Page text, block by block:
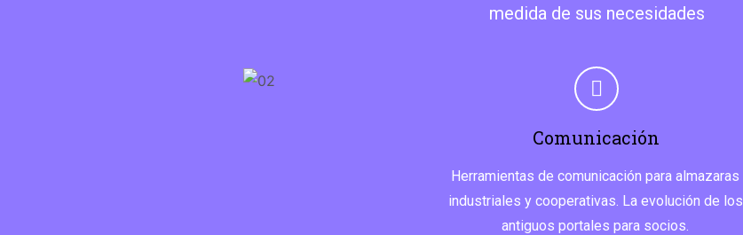
medida de sus necesidades
Comunicación
Herramientas de comunicación para almazaras
industriales y cooperativas. La evolución de los
antiguos portales para socios.